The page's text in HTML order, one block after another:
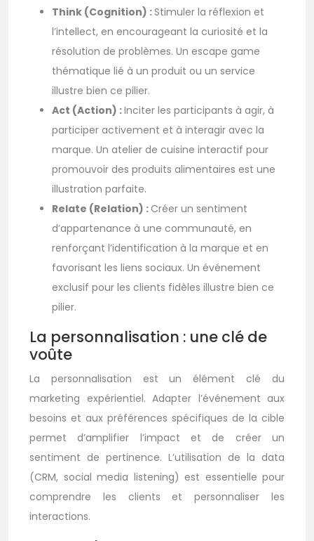
Think (Cognition) :Stimuler la réflexion et
l’intellect, en encourageant la curiosité et la
résolution de problèmes. Un escape game
thématique lié à un produit ou un service
illustre bien ce pilier.
Act (Action) :Inciter les participants à agir, à
participer activement et à interagir avec la
marque. Un atelier de cuisine interactif pour
promouvoir des produits alimentaires est une
illustration parfaite.
Relate (Relation) : Créer un sentiment
d’appartenance à une communauté, en
renforçant l’identification à la marque et en
favorisant les liens sociaux. Un événement
exclusif pour les clients fidèles illustre bien ce
pilier.
La personnalisation : une clé de
voûte
La personnalisation est un élément clé du
marketing expérientiel. Adapter l’événement aux
besoins et aux préférences spécifiques de la cible
permet d’amplifier l’impact et de créer un
sentiment de pertinence. L’utilisation de la data
(CRM, social media listening) est essentielle pour
comprendre les clients et personnaliser les
interactions.